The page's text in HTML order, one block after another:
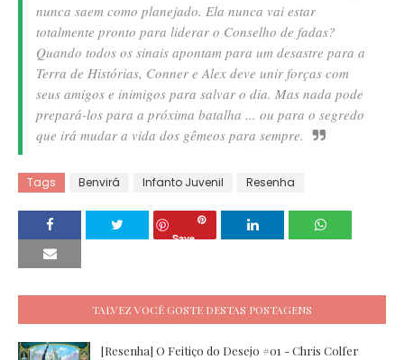
nunca saem como planejado. Ela nunca vai estar
totalmente pronto para liderar o Conselho de fadas?
Quando todos os sinais apontam para um desastre para a
Terra de Histórias, Conner e Alex deve unir forças com
seus amigos e inimigos para salvar o dia. Mas nada pode
prepará-los para a próxima batalha ... ou para o segredo
que irá mudar a vida dos gêmeos para sempre.
Tags Benvirá Infanto Juvenil Resenha
Save
TALVEZ VOCÊ GOSTE DESTAS POSTAGENS
[Resenha] O Feitiço do Desejo #01 - Chris Colfer